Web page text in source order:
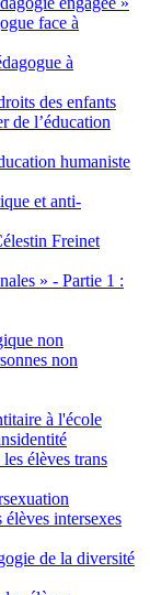
face à
à
des enfants
de l’éducation
humaniste
et anti-
Freinet
» - Partie 1 :
non
non
à l'école
élèves trans
intersexes
de la diversité